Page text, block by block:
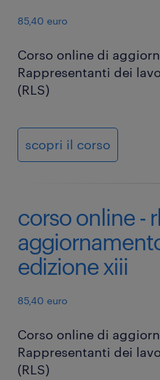
85,40 euro
Corso online di
Rappresentanti dei
(RLS)
scopri il corso
corso online -
edizione xiii
85,40 euro
Corso online di
Rappresentanti dei
(RLS)